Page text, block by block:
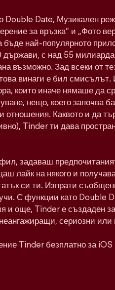
Double Date, Музикален
за връзка“ и „Фото
бъде най-популярното
държави, с над 55 милиарда
възможно. Зад всеки от
винаги е бил
които иначе нямаше да
нещо, което започва
отношения. Каквото и да
Tinder ти дава
задаваш
лайк на някого и
си ти. Изпрати
С функции като Double
и още, Tinder е създаден
сериозни или
Tinder безплатно за